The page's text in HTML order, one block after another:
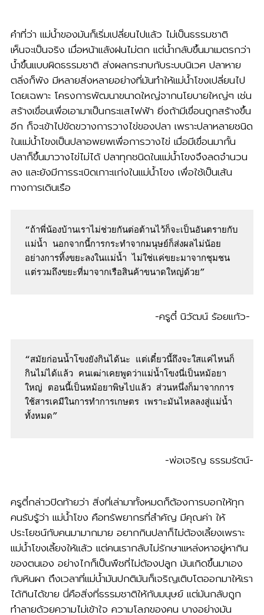
คำที่ว่า แม่น้ำของมันก็เริ่มเปลี่ยนไปแล้ว ไม่เป็นธรรมชาติ
เห็นจะเป็นจริง เมื่อหน้าแล้งฝนไม่ตก แต่น้ำกลับขึ้นมาเมตรกว่า
น้ำขึ้นแบบผิดธรรมชาติ ส่งผลกระทบกับระบบนิเวศ ปลาหาย
ตลิ่งก็พัง มีหลายสิ่งหลายอย่างที่มันทำให้แม่น้ำโขงเปลี่ยนไป
โดยเฉพาะ โครงการพัฒนาขนาดใหญ่จากนโยบายใหญ่ๆ เช่น
สร้างเขื่อนเพื่อเอามาเป็นกระแสไฟฟ้า ยิ่งถ้ามีเขื่อนถูกสร้างขึ้น
อีก ก็จะเข้าไปขัดขวางการวางไข่ของปลา เพราะปลาหลายชนิด
ในแม่น้ำโขงเป็นปลาอพยพเพื่อการวางไข่ เมื่อมีเขื่อนมากั้น
ปลาก็ขึ้นมาวางไข่ไม่ได้ ปลาทุกชนิดในแม่น้ำโขงจึงลดจำนวน
ลง และยังมีการระเบิดเกาะแก่งในแม่น้ำโขง เพื่อใช้เป็นเส้น
ทางการเดินเรือ
“ถ้าพี่น้องบ้านเราไม่ช่วยกันต่อต้านไว้ก็จะเป็นอันตรายกับ
แม่น้ำ นอกจากนี้การกระทำจากมนุษย์ก็ส่งผลไม่น้อย
อย่างการทิ้งขยะลงในแม่น้ำ ไม่ใช่แค่ขยะมาจากชุมชน
แต่รวมถึงขยะที่มาจากเรือสินค้าขนาดใหญ่ด้วย”
-ครูตี๋ นิวัฒน์ ร้อยแก้ว-
“สมัยก่อนน้ำโขงยังกินได้นะ แต่เดี๋ยวนี้ถึงจะใสแค่ไหนก็
กินไม่ได้แล้ว คนเฒ่าเคยพูดว่าแม่น้ำโขงนี่เป็นหม้อยา
ใหญ่ ตอนนี้เป็นหม้อยาพิษไปแล้ว ส่วนหนึ่งก็มาจากการ
ใช้สารเคมีในการทำการเกษตร เพราะมันไหลลงสู่แม่น้ำ
ทั้งหมด”
-พ่อเจริญ ธรรมรัตน์-
ครูตี๋กล่าวปิดท้ายว่า สิ่งที่เล่ามาทั้งหมดก็ต้องการบอกให้ทุก
คนรับรู้ว่า แม่น้ำโขง คือทรัพยากรที่สำคัญ มีคุณค่า ให้
ประโยชน์กับคนมามากมาย อยากกินปลาก็ไม่ต้องเลี้ยงเพราะ
แม่น้ำโขงเลี้ยงให้แล้ว แต่คนเรากลับไม่รักษาแหล่งหาอยู่หากิน
ของตนเอง อย่างไกก็เป็นพืชที่ไม่ต้องปลูก มันเกิดขึ้นมาเอง
กับหินผา ถึงเวลาที่แม่น้ำมันปกติมันก็เจริญเติบโตออกมาให้เรา
ได้กินได้ขาย นี่คือสิ่งที่ธรรมชาติให้กับมนุษย์ แต่มันกลับถูก
ทำลายด้วยความไม่เข้าใจ ความโลภของคน บางอย่างมัน